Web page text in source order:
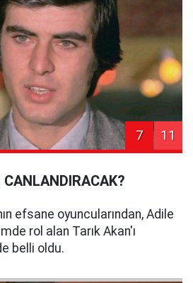
7 11
efsane oyuncularından, Adile
rol alan Tarık Akan'ı
belli oldu.